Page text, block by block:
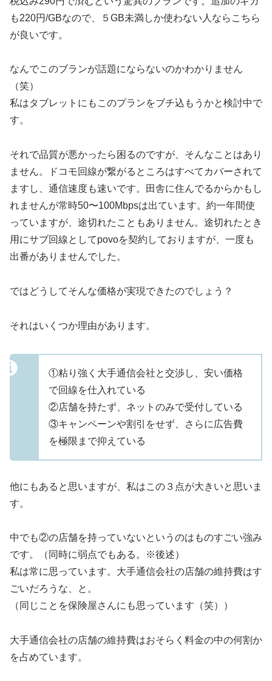
も220円/GBなので、５GB未満しか使わない人ならこちら
が良いです。
なんでこのブランが話題にならないのかわかりません
（笑）
私はタブレットにもこのプランをブチ込もうかと検討中で
す。
それで品質が悪かったら困るのですが、そんなことはあり
ません。ドコモ回線が繋がるところはすべてカバーされて
ますし、通信速度も速いです。田舎に住んでるからかもし
れませんが常時50〜100Mbpsは出ています。約一年間使
っていますが、途切れたこともありません。途切れたとき
用にサブ回線としてpovoを契約しておりますが、一度も
出番がありませんでした。
ではどうしてそんな価格が実現できたのでしょう？
それはいくつか理由があります。
①粘り強く大手通信会社と交渉し、安い価格
で回線を仕入れている
②店舗を持たず、ネットのみで受付している
③キャンペーンや割引をせず、さらに広告費
を極限まで抑えている
他にもあると思いますが、私はこの３点が大きいと思いま
す。
中でも②の店舗を持っていないというのはものすごい強み
です。（同時に弱点でもある。※後述）
私は常に思っています。大手通信会社の店舗の維持費はす
ごいだろうな、と。
（同じことを保険屋さんにも思っています（笑））
大手通信会社の店舗の維持費はおそらく料金の中の何割か
を占めています。